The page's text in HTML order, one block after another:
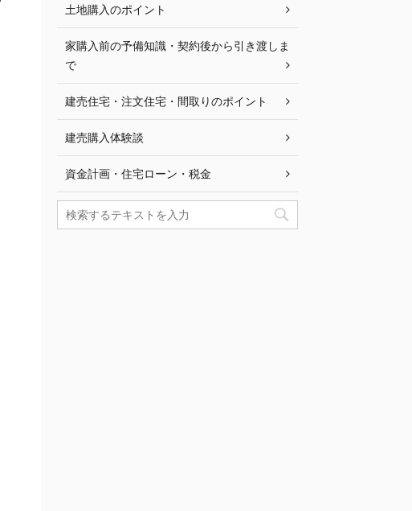
土地購入のポイント
家購入前の予備知識・契約後から引き渡しま
で
建売住宅・注文住宅・間取りのポイント
建売購入体験談
資金計画・住宅ローン・税金